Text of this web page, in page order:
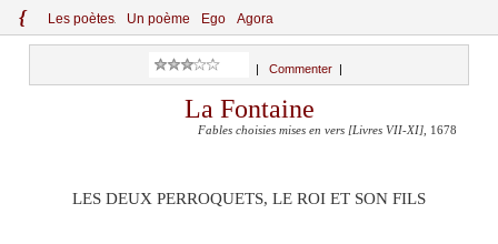
{ Les poètes Un poème Ego Agora
Commenter
La Fontaine
Fables choisies mises en vers [Livres VII-XI] , 1678
LES DEUX PERROQUETS, LE ROI ET SON FILS